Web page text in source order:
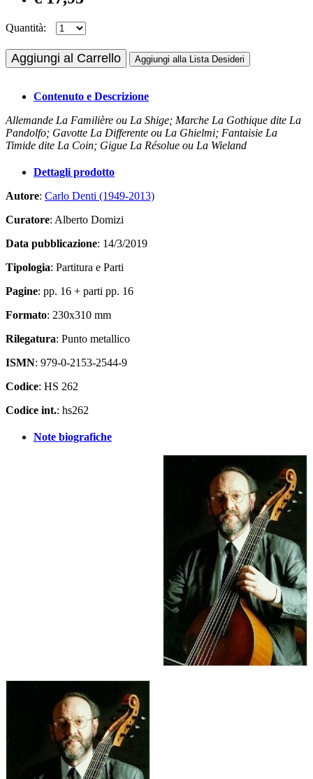
Quantità:
Aggiungi al Carrello Aggiungi alla Lista Desideri
Contenuto e Descrizione
Allemande La Familière ou La Shige; Marche La Gothique dite La
Pandolfo; Gavotte La Differente ou La Ghielmi; Fantaisie La
Timide dite La Coin; Gigue La Résolue ou La Wieland
Dettagli prodotto
Autore: Carlo Denti (1949-2013)
Curatore: Alberto Domizi
Data pubblicazione: 14/3/2019
Tipologia: Partitura e Parti
Pagine: pp. 16 + parti pp. 16
Formato: 230x310 mm
Rilegatura: Punto metallico
ISMN: 979-0-2153-2544-9
Codice: HS 262
Codice int.: hs262
Note biografiche